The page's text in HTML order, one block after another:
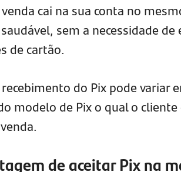
cai na sua conta no
sem a necessidade
de cartão.
do Pix pode variar
modelo de Pix o qual o
de aceitar Pix na